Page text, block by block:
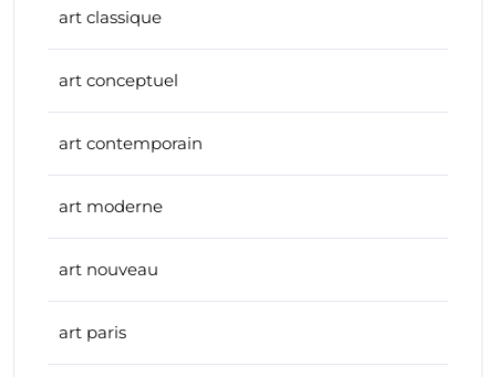
art classique
art conceptuel
art contemporain
art moderne
art nouveau
art paris